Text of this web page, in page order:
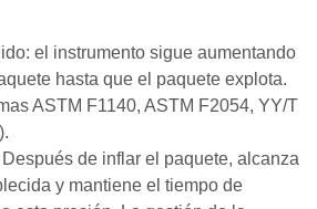
el instrumento sigue aumentando
hasta que el paquete explota.
ASTM F1140, ASTM F2054, YY/T
de inflar el paquete, alcanza
y mantiene el tiempo de